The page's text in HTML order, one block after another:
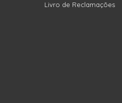
Livro de Reclamações